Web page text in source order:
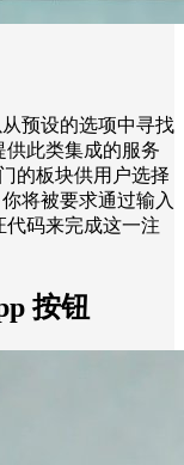
预设的选项中寻找
供此类集成的服务
的板块供用户选择
将被要求通过输入
代码来完成这一注
按钮